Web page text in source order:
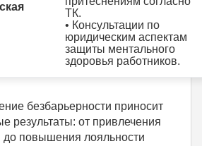
ТК.
• Консультации по
юридическим аспектам
защиты ментального
здоровья работников.
безбарьерности приносит
результаты: от привлечения
до повышения лояльности